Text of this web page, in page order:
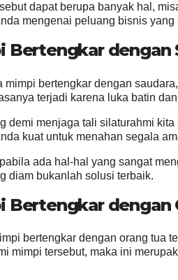
dapat berupa banyak hal,
mengenai peluang bisnis yang
Bertengkar dengan
mimpi bertengkar dengan
terjadi karena luka batin
demi menjaga tali silaturahmi
kuat untuk menahan segala
ada hal-hal yang sangat
diam bukanlah solusi terbaik.
Bertengkar dengan
bertengkar dengan orang tua
mimpi tersebut, maka ini